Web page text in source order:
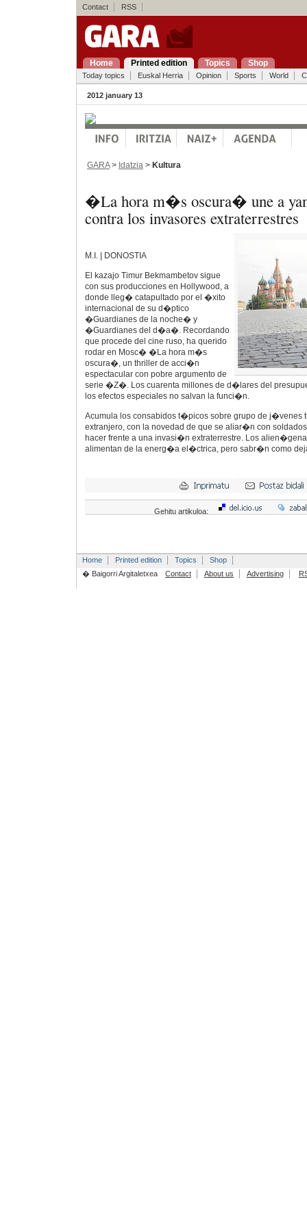
Contact RSS
Home Printed edition Topics Shop
Today topics Euskal Herria Opinion Sports World
2012 january 13
GARA> Idatzia > Kultura
�La hora m�s oscura� une a
contra los invasores extraterrestres
M.I. | DONOSTIA
El kazajo Timur Bekmambetov sigue
con sus producciones en Hollywood, a
donde lleg� catapultado por el �xito
internacional de su d�ptico
�Guardianes de la noche� y
�Guardianes del d�a�. Recordando
que procede del cine ruso, ha querido
rodar en Mosc� �La hora m�s
oscura�, un thriller de acci�n
espectacular con pobre argumento de
serie �Z�. Los cuarenta millones de d�lares del
los efectos especiales no salvan la funci�n.
Acumula los consabidos t�picos sobre grupo de j�venes
extranjero, con la novedad de que se aliar�n con
hacer frente a una invasi�n extraterrestre. Los
alimentan de la energ�a el�ctrica, pero sabr�n como
Gehitu artikuloa:
Home Printed edition Topics
Shop
� Baigorri Argitaletxea
Contact About us Advertising